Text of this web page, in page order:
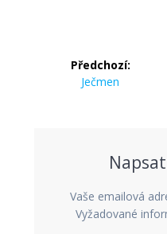
Navigace
Předchozí:
Předchozí
Ječmen
Vaše emailová
Vyžadované